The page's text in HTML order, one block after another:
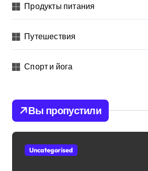
Продукты питания
Путешествия
Спорт и йога
Вы пропустили
Uncategorised